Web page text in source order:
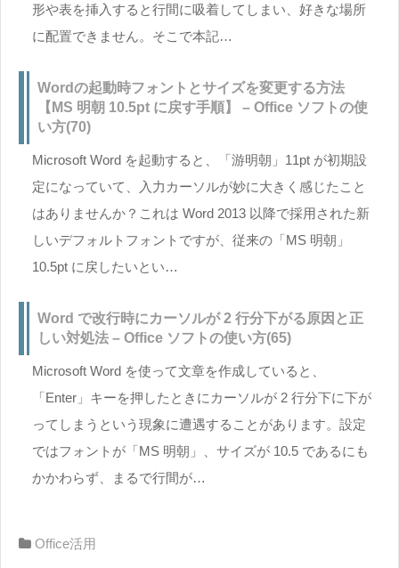
形や表を挿入すると行間に吸着してしまい、好きな場所
に配置できません。そこで本記…
Wordの起動時フォントとサイズを変更する方法
【MS 明朝 10.5pt に戻す手順】 – Office ソフトの使
い方(70)
Microsoft Word を起動すると、「游明朝」11pt が初期設
定になっていて、入力カーソルが妙に大きく感じたこと
はありませんか？これは Word 2013 以降で採用された新
しいデフォルトフォントですが、従来の「MS 明朝」
10.5pt に戻したいとい…
Word で改行時にカーソルが 2 行分下がる原因と正
しい対処法 – Office ソフトの使い方(65)
Microsoft Word を使って文章を作成していると、
「Enter」キーを押したときにカーソルが 2 行分下に下が
ってしまうという現象に遭遇することがあります。設定
ではフォントが「MS 明朝」、サイズが 10.5 であるにも
かかわらず、まるで行間が…
Office活用